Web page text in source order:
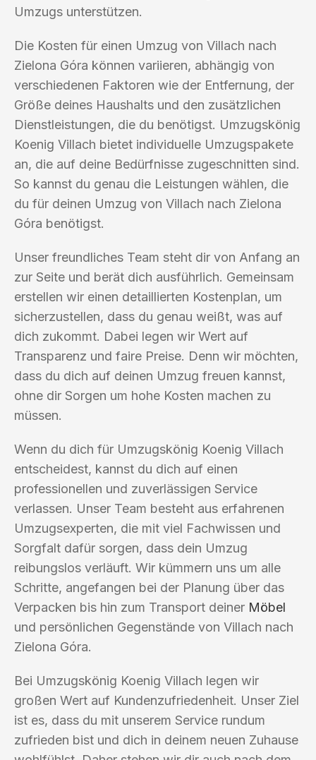
Umzugs unterstützen.
Die Kosten für einen Umzug von Villach nach
Zielona Góra können variieren, abhängig von
verschiedenen Faktoren wie der Entfernung, der
Größe deines Haushalts und den zusätzlichen
Dienstleistungen, die du benötigst. Umzugskönig
Koenig Villach bietet individuelle Umzugspakete
an, die auf deine Bedürfnisse zugeschnitten sind.
So kannst du genau die Leistungen wählen, die
du für deinen Umzug von Villach nach Zielona
Góra benötigst.
Unser freundliches Team steht dir von Anfang an
zur Seite und berät dich ausführlich. Gemeinsam
erstellen wir einen detaillierten Kostenplan, um
sicherzustellen, dass du genau weißt, was auf
dich zukommt. Dabei legen wir Wert auf
Transparenz und faire Preise. Denn wir möchten,
dass du dich auf deinen Umzug freuen kannst,
ohne dir Sorgen um hohe Kosten machen zu
müssen.
Wenn du dich für Umzugskönig Koenig Villach
entscheidest, kannst du dich auf einen
professionellen und zuverlässigen Service
verlassen. Unser Team besteht aus erfahrenen
Umzugsexperten, die mit viel Fachwissen und
Sorgfalt dafür sorgen, dass dein Umzug
reibungslos verläuft. Wir kümmern uns um alle
Schritte, angefangen bei der Planung über das
Verpacken bis hin zum Transport deiner Möbel
und persönlichen Gegenstände von Villach nach
Zielona Góra.
Bei Umzugskönig Koenig Villach legen wir
großen Wert auf Kundenzufriedenheit. Unser Ziel
ist es, dass du mit unserem Service rundum
zufrieden bist und dich in deinem neuen Zuhause